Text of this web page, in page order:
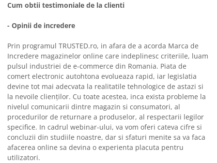
Cum obtii testimoniale de la clienti
- Opinii de incredere
Prin programul TRUSTED.ro, in afara de a acorda Marca de
Incredere magazinelor online care indeplinesc criteriile, luam
pulsul industriei de e-commerce din Romania. Piata de
comert electronic autohtona evolueaza rapid, iar legislatia
devine tot mai adecvata la realitatile tehnologice de astazi si
la nevoile clienților. Cu toate acestea, inca exista probleme la
nivelul comunicarii dintre magazin si consumatori, al
procedurilor de returnare a produselor, al respectarii legilor
specifice. In cadrul webinar-ului, va vom oferi cateva cifre si
concluzii din studiile noastre, dar si sfaturi menite sa va faca
afacerea online sa devina o experienta placuta pentru
utilizatori.